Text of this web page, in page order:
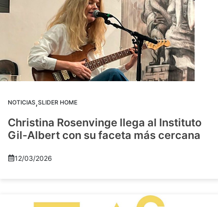
NOTICIAS,SLIDER HOME
Christina Rosenvinge llega al Instituto
Gil-Albert con su faceta más cercana
12/03/2026